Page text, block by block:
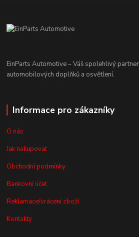
EinParts Automotive – Váš spolehlivý
automobilových doplňků a osvětlení.
Informace pro zákazníky
O nás
Jak nakupovat
Obchodní podmínky
Bankovní účet
Reklamace/vrácení zboží
Kontakty